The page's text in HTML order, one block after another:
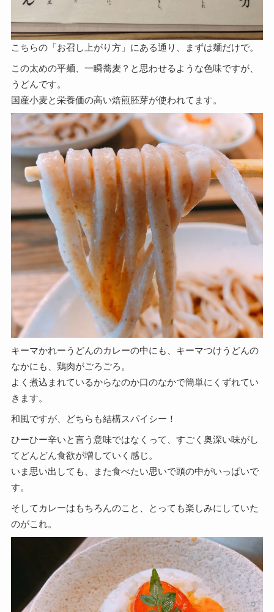
こちらの「お召し上がり方」にある通り、まずは麺だけで。
この太めの平麺、一瞬蕎麦？と思わせるような色味ですが、
うどんです。
国産小麦と栄養価の高い焙煎胚芽が使われてます。
キーマかれーうどんのカレーの中にも、キーマつけうどんの
なかにも、鶏肉がごろごろ。
よく煮込まれているからなのか口のなかで簡単にくずれてい
きます。
和風ですが、どちらも結構スパイシー！
ひーひー辛いと言う意味ではなくって、すごく奥深い味がし
てどんどん食欲が増していく感じ。
いま思い出しても、また食べたい思いで頭の中がいっぱいで
す。
そしてカレーはもちろんのこと、とっても楽しみにしていた
のがこれ。